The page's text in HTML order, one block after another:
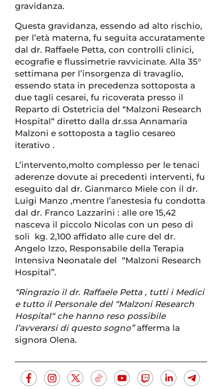
gravidanza.
Questa gravidanza, essendo ad alto rischio,
per l’età materna, fu seguita accuratamente
dal dr. Raffaele Petta, con controlli clinici,
ecografie e flussimetrie ravvicinate. Alla 35°
settimana per l’insorgenza di travaglio,
essendo stata in precedenza sottoposta a
due tagli cesarei, fu ricoverata presso il
Reparto di Ostetricia del “Malzoni Research
Hospital“ diretto dalla dr.ssa Annamaria
Malzoni e sottoposta a taglio cesareo
iterativo .
L’intervento,molto complesso per le tenaci
aderenze dovute ai precedenti interventi, fu
eseguito dal dr. Gianmarco Miele con il dr.
Luigi Manzo ,mentre l’anestesia fu condotta
dal dr. Franco Lazzarini : alle ore 15,42
nasceva il piccolo Nicolas con un peso di
soli kg. 2,100 affidato alle cure del dr.
Angelo Izzo, Responsabile della Terapia
Intensiva Neonatale del “Malzoni Research
Hospital”.
“Ringrazio il dr. Raffaele Petta , tutti i Medici
e tutto il Personale del “Malzoni Research
Hospital“ che hanno reso possibile
l’avverarsi di questo sogno”afferma la
signora Olena.